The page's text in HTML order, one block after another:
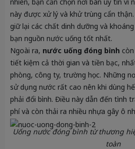
này được xử lý và khử trùng cẩn
giữ lại các chất dinh dưỡng và
bạn nguồn nước uống tốt nhất.
Ngoài ra, nước uống đóng bình
tiết kiệm cả thời gian và tiền bạc,
phòng, công ty, trường học. Những
sử dụng nước rất cao nên khi dùng
phải đổi bình. Điều này dẫn đến tình
phí và còn thải ra nhiều nhựa gây ô
Uống nước đóng bình từ thương
toàn